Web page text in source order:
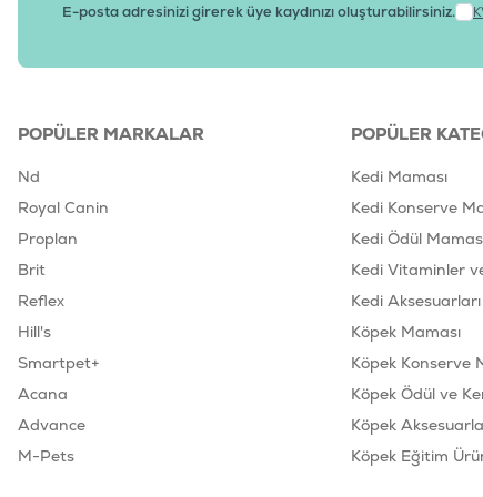
E-posta adresinizi girerek üye kaydınızı oluşturabilirsiniz.
POPÜLER MARKALAR
Nd
Royal Canin
Proplan
Brit
Reflex
Hill's
Smartpet+
Acana
Advance
M-Pets
POPÜLER
Kedi Maması
Kedi Konserve
Kedi Ödül
Kedi Vitaminler
Kedi Aksesuarları
Köpek Maması
Köpek Konserve
Köpek Ödül ve
Köpek
Köpek Eğitim